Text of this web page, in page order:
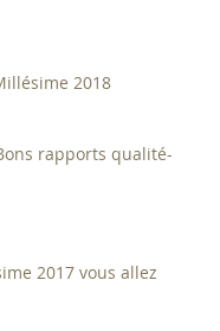
2018
Bons rapports qualité-
2017 vous allez